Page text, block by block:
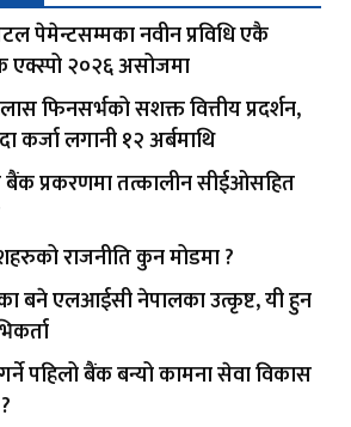
पेमेन्टसम्मका नवीन प्रविधि एकै
एक्स्पो २०२६ असोजमा
फिनसर्भको सशक्त वित्तीय प्रदर्शन,
कर्जा लगानी १२ अर्बमाथि
बैंक प्रकरणमा तत्कालीन सीईओसहित
राजनीति कुन मोडमा ?
बने एलआईसी नेपालका उत्कृष्ट, यी हुन
पहिलो बैंक बन्यो कामना सेवा विकास